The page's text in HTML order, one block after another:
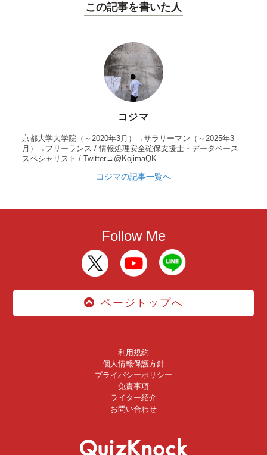
この記事を書いた人
コジマ
京都大学大学院（～2020年3月）→サラリーマン（～2025年3
月）→フリーランス / 情報処理安全確保支援士・データベース
スペシャリスト / Twitter→@KojimaQK
コジマの記事一覧へ
Follow Me
ページトップへ
利用規約
個人情報保護方針
プライバシーポリシー
免責事項
ライター紹介
お問い合わせ